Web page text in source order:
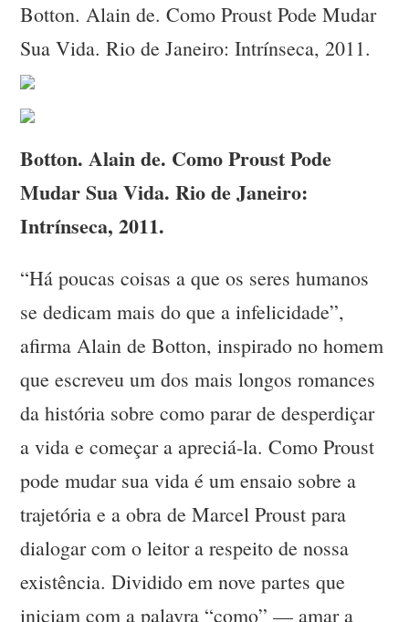
Botton. Alain de. Como Proust Pode Mudar
Sua Vida. Rio de Janeiro: Intrínseca, 2011.
Botton. Alain de. Como Proust Pode
Mudar Sua Vida. Rio de Janeiro:
Intrínseca, 2011.
“Há poucas coisas a que os seres humanos
se dedicam mais do que a infelicidade”,
afirma Alain de Botton, inspirado no homem
que escreveu um dos mais longos romances
da história sobre como parar de desperdiçar
a vida e começar a apreciá-la. Como Proust
pode mudar sua vida é um ensaio sobre a
trajetória e a obra de Marcel Proust para
dialogar com o leitor a respeito de nossa
existência. Dividido em nove partes que
iniciam com a palavra “como” — amar a